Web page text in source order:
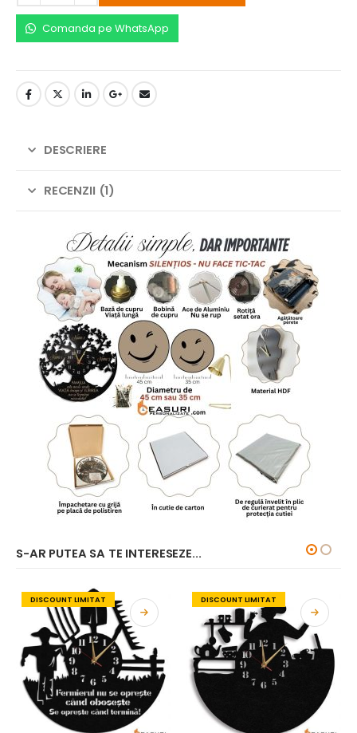
Comanda pe WhatsApp
DESCRIERE
RECENZII (1)
S-AR PUTEA SA TE INTERESEZE...
DISCOUNT LIMITAT DISCOUNT LIMITAT